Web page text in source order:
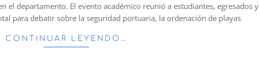
el departamento. El evento académico reunió a estudiantes, egresados y
para debatir sobre la seguridad portuaria, la ordenación de playas
CONTINUAR LEYENDO…